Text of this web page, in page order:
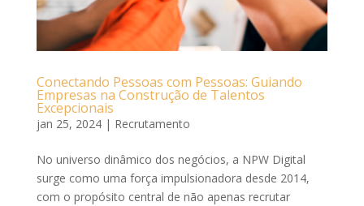
Conectando Pessoas com Pessoas: Guiando
Empresas na Construção de Talentos
Excepcionais
jan 25, 2024| Recrutamento
No universo dinâmico dos negócios, a NPW Digital
surge como uma força impulsionadora desde 2014,
com o propósito central de não apenas recrutar